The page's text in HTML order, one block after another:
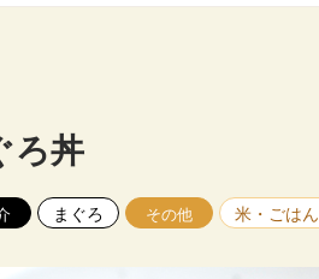
ろ丼
まぐろ その他 米・ごはん